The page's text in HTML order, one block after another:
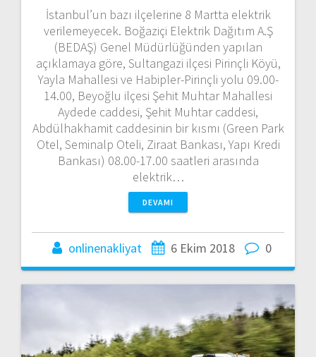
İstanbul’un bazı ilçelerine 8 Martta elektrik
verilemeyecek. Boğaziçi Elektrik Dağıtım A.Ş
(BEDAŞ) Genel Müdürlüğünden yapılan
açıklamaya göre, Sultangazi ilçesi Pirinçli Köyü,
Yayla Mahallesi ve Habipler-Pirinçli yolu 09.00-
14.00, Beyoğlu ilçesi Şehit Muhtar Mahallesi
Aydede caddesi, Şehit Muhtar caddesi,
Abdülhakhamit caddesinin bir kısmı (Green Park
Otel, Seminalp Oteli, Ziraat Bankası, Yapı Kredi
Bankası) 08.00-17.00 saatleri arasında
elektrik…
DEVAMI
onlinenakliyat 6 Ekim 2018 0